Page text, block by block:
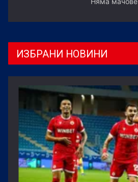
ИЗБРАНИ НОВИНИ